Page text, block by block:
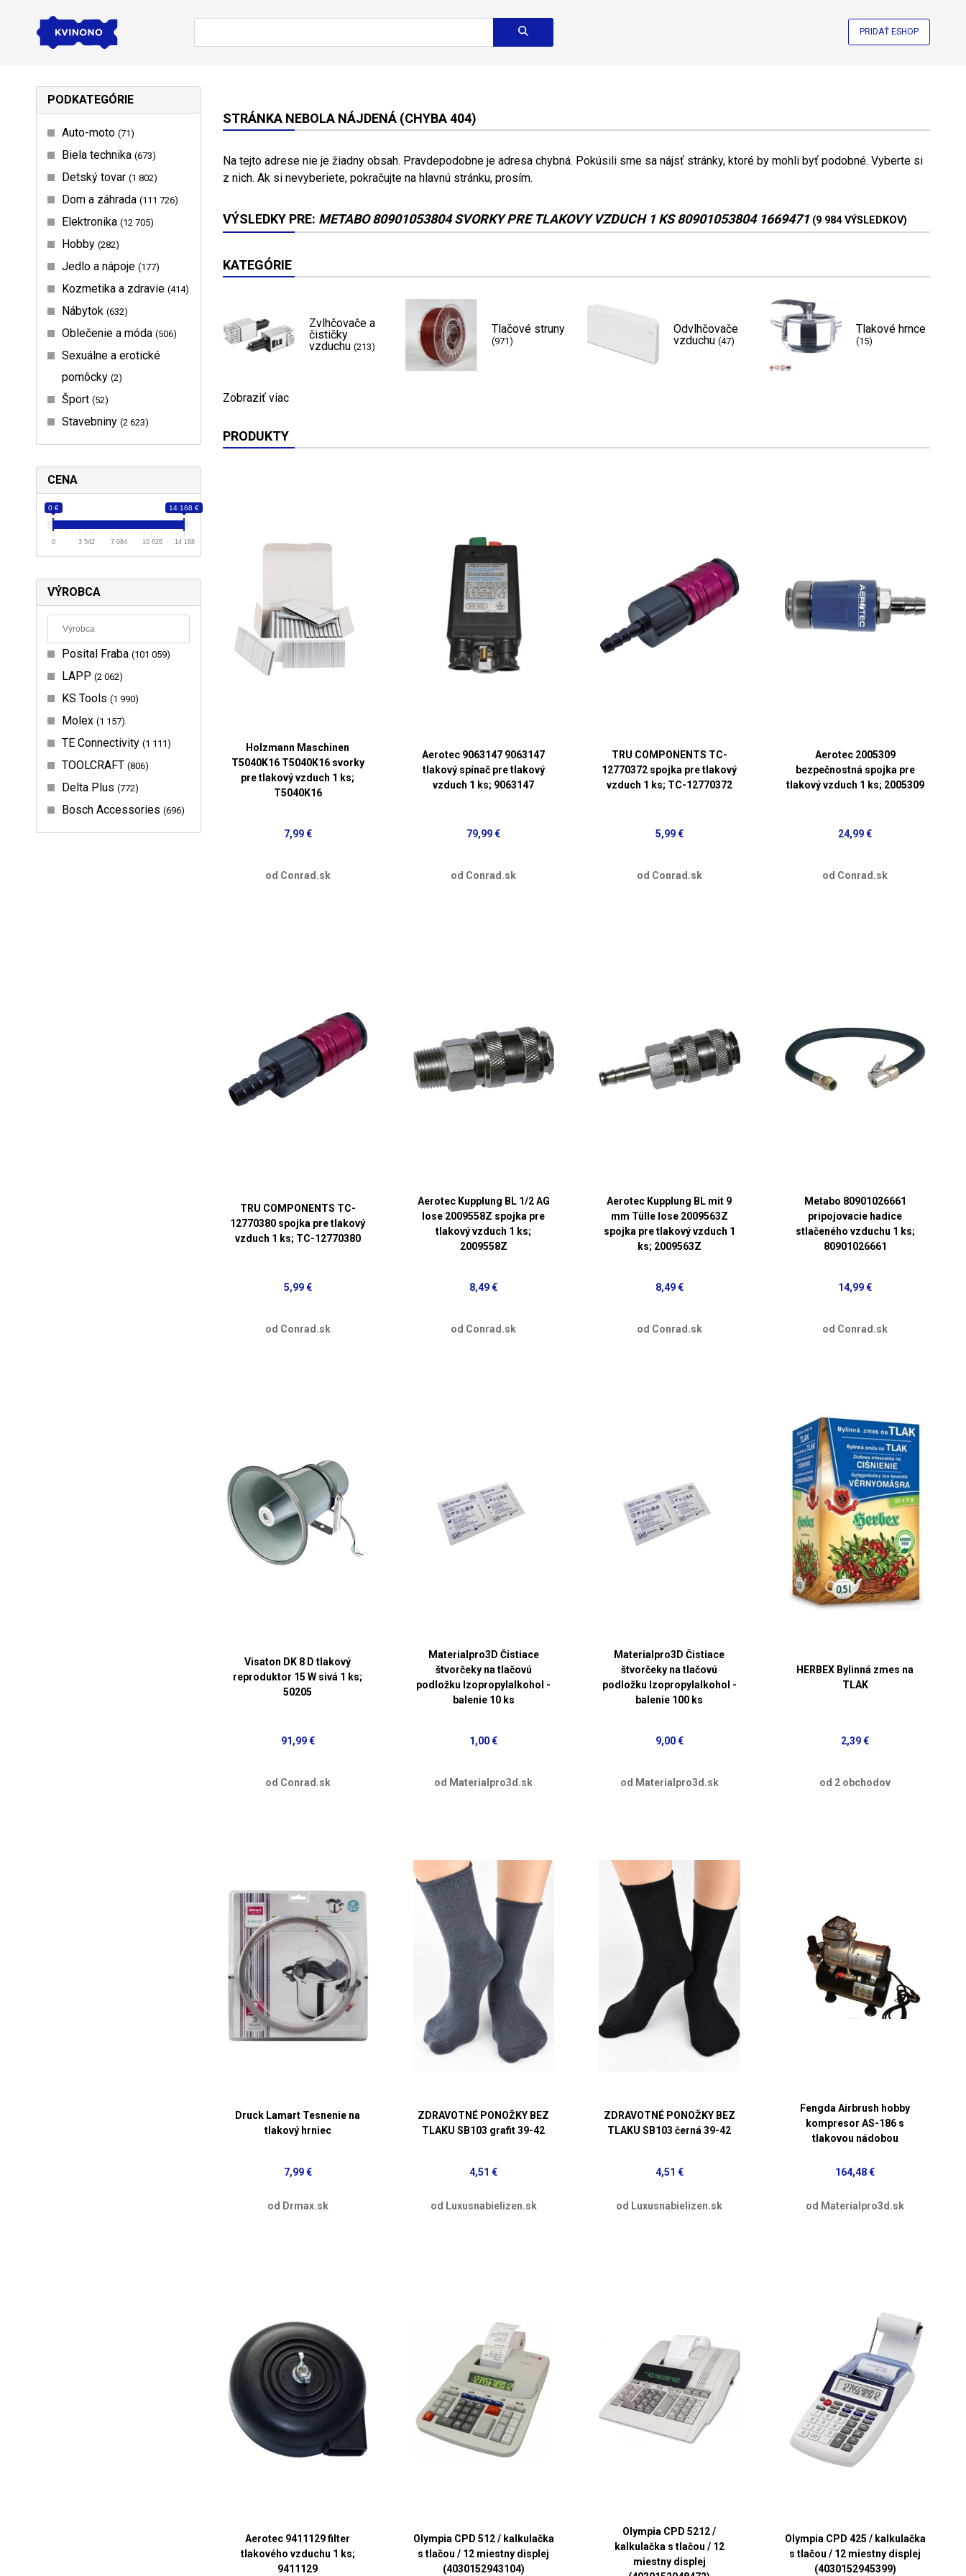
PRIDAŤ ESHOP
PODKATEGÓRIE
Auto-moto 71
Biela technika 673
Detský tovar 1 802
Dom a záhrada 111 726
Elektronika 12 705
Hobby 282
Jedlo a nápoje 177
Kozmetika a zdravie 414
Nábytok 632
Oblečenie a móda 506
Sexuálne a erotické
pomôcky 2
Šport 52
Stavebniny 2 623
CENA
0 € 14 168 €
0 3 542 7 084 10 626 14 168
VÝROBCA
Posital Fraba 101 059
LAPP 2 062
KS Tools 1 990
Molex 1 157
TE Connectivity 1 111
TOOLCRAFT 806
Delta Plus 772
Bosch Accessories 696
STRÁNKA NEBOLA NÁJDENÁ (CHYBA 404)
Na tejto adrese nie je žiadny obsah. Pravdepodobne je adresa chybná. Pokúsili sme sa nájsť stránky, ktoré by mohli byť podobné. Vyberte si
z nich. Ak si nevyberiete, pokračujte na hlavnú stránku, prosím.
VÝSLEDKY PRE: METABO 80901053804 SVORKY PRE TLAKOVY VZDUCH 1 KS 80901053804 1669471 (9 984 VÝSLEDKOV)
KATEGÓRIE
Zvlhčovače a
čističky
vzduchu (213)
Tlačové struny
(971)
Odvlhčovače
vzduchu (47)
Tlakové hrnce
(15)
Zobraziť viac
PRODUKTY
Holzmann Maschinen
T5040K16 T5040K16 svorky
pre tlakový vzduch 1 ks;
T5040K16
7,99 €
od Conrad.sk
Aerotec 9063147 9063147
tlakový spínač pre tlakový
vzduch 1 ks; 9063147
79,99 €
od Conrad.sk
TRU COMPONENTS TC-
12770372 spojka pre tlakový
vzduch 1 ks; TC-12770372
5,99 €
od Conrad.sk
Aerotec 2005309
bezpečnostná spojka pre
tlakový vzduch 1 ks; 2005309
24,99 €
od Conrad.sk
TRU COMPONENTS TC-
12770380 spojka pre tlakový
vzduch 1 ks; TC-12770380
5,99 €
od Conrad.sk
Aerotec Kupplung BL 1/2 AG
lose 2009558Z spojka pre
tlakový vzduch 1 ks;
2009558Z
8,49 €
od Conrad.sk
Aerotec Kupplung BL mit 9
mm Tülle lose 2009563Z
spojka pre tlakový vzduch 1
ks; 2009563Z
8,49 €
od Conrad.sk
Metabo 80901026661
pripojovacie hadice
stlačeného vzduchu 1 ks;
80901026661
14,99 €
od Conrad.sk
Visaton DK 8 D tlakový
reproduktor 15 W sivá 1 ks;
50205
91,99 €
od Conrad.sk
Materialpro3D Čistiace
štvorčeky na tlačovú
podložku Izopropylalkohol -
balenie 10 ks
1,00 €
od Materialpro3d.sk
Materialpro3D Čistiace
štvorčeky na tlačovú
podložku Izopropylalkohol -
balenie 100 ks
9,00 €
od Materialpro3d.sk
HERBEX Bylinná zmes na
TLAK
2,39 €
od 2 obchodov
Druck Lamart Tesnenie na
tlakový hrniec
7,99 €
od Drmax.sk
ZDRAVOTNÉ PONOŽKY BEZ
TLAKU SB103 grafit 39-42
4,51 €
od Luxusnabielizen.sk
ZDRAVOTNÉ PONOŽKY BEZ
TLAKU SB103 černá 39-42
4,51 €
od Luxusnabielizen.sk
Fengda Airbrush hobby
kompresor AS-186 s
tlakovou nádobou
164,48 €
od Materialpro3d.sk
Aerotec 9411129 filter
tlakového vzduchu 1 ks;
9411129
Olympia CPD 512 / kalkulačka
s tlačou / 12 miestny displej
(4030152943104)
Olympia CPD 5212 /
kalkulačka s tlačou / 12
miestny displej
Olympia CPD 425 / kalkulačka
s tlačou / 12 miestny displej
(4030152945399)